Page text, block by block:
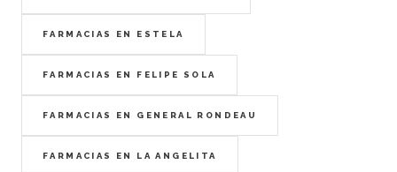
FARMACIAS EN ESTELA
FARMACIAS EN FELIPE SOLA
FARMACIAS EN GENERAL RONDEAU
FARMACIAS EN LA ANGELITA